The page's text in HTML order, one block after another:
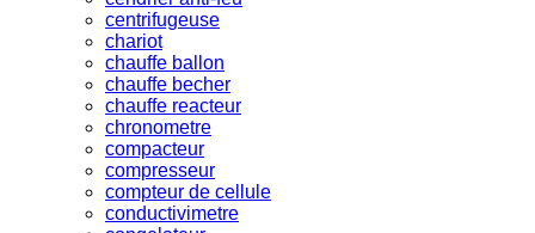
centrifugeuse
chariot
chauffe ballon
chauffe becher
chauffe reacteur
chronometre
compacteur
compresseur
compteur de cellule
conductivimetre